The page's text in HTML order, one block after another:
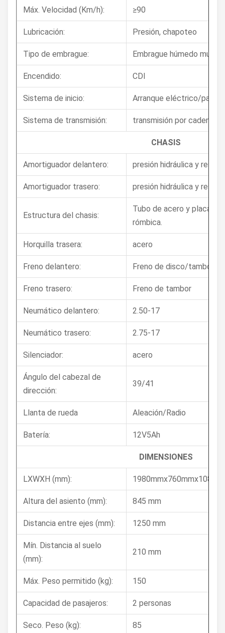
Máx. Velocidad (Km/h): ≥90
Lubricación: Presión, chapoteo
Tipo de embrague: Embrague húmedo
Encendido: CDI
Sistema de inicio: Arranque eléctrico/
Sistema de transmisión: transmisión por cadena
CHASIS
Amortiguador delantero: presión hidráulica y
Amortiguador trasero: presión hidráulica y
Estructura del chasis:
Tubo de acero y placa
rómbica.
Horquilla trasera: acero
Freno delantero: Freno de disco/tambor
Freno trasero: Freno de tambor
Neumático delantero: 2.50-17
Neumático trasero: 2.75-17
Silenciador: acero
Ángulo del cabezal de
dirección:
39/41
Llanta de rueda Aleación/Radio
Batería: 12V5Ah
DIMENSIONES
LXWXH (mm):
Altura del asiento (mm): 845 mm
Distancia entre ejes (mm): 1250 mm
Mín. Distancia al suelo
(mm):
210 mm
Máx. Peso permitido (kg): 150
Capacidad de pasajeros: 2 personas
Seco. Peso (kg): 85